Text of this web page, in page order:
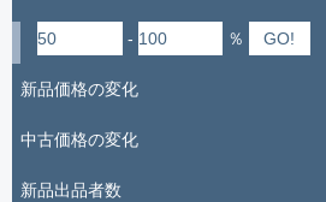
- ％
新品価格の変化
中古価格の変化
新品出品者数